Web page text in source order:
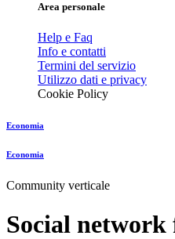
Area personale
Help e Faq
Info e contatti
Termini del servizio
Utilizzo dati e privacy
Cookie Policy
Economia
Economia
Community verticale
Social